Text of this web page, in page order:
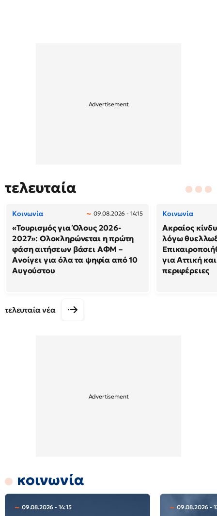
τελευταία
Κοινωνία 09.08.2026 - 14:15
«Τουρισμός για Όλους 2026-
2027»: Ολοκληρώνεται η πρώτη
φάση αιτήσεων βάσει ΑΦΜ –
Ανοίγει για όλα τα ψηφία από 10
Αυγούστου
Κοινωνία
Ακραίος
λόγω
για Αττική
περιφέρειες
τελευταία νέα
κοινωνία
09.08.2026 - 14:15 09.08.2026 -